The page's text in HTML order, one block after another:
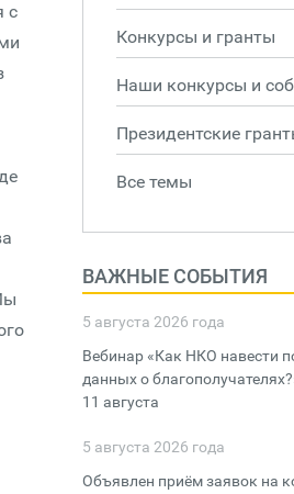
с
Конкурсы и гранты
Наши конкурсы и
Президентские
Все темы
ВАЖНЫЕ СОБЫТИЯ
5 августа 2026 года
Вебинар «Как НКО навести
данных о
11 августа
5 августа 2026 года
Объявлен приём заявок на